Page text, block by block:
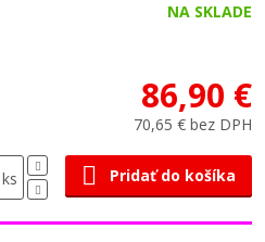
NA SKLADE
86,90 €
70,65 € bez DPH
ks Pridať do košíka